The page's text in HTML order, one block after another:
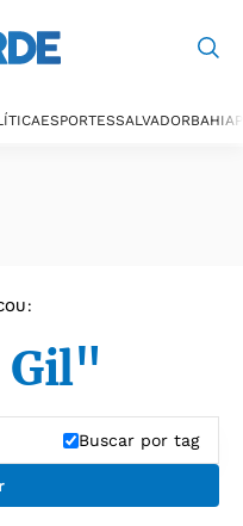
ESPORTESSALVADORBAHIA
Gil"
Buscar por tag